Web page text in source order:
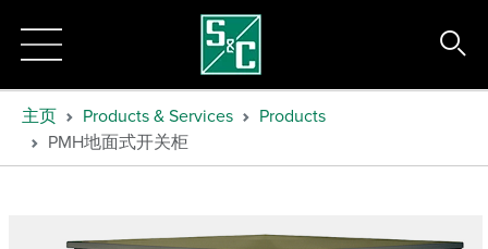
主页 Products & Services
Products
PMH地面式开关柜